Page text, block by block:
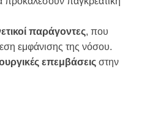
παράγοντες, που
εμφάνισης της νόσου.
επεμβάσεις στην